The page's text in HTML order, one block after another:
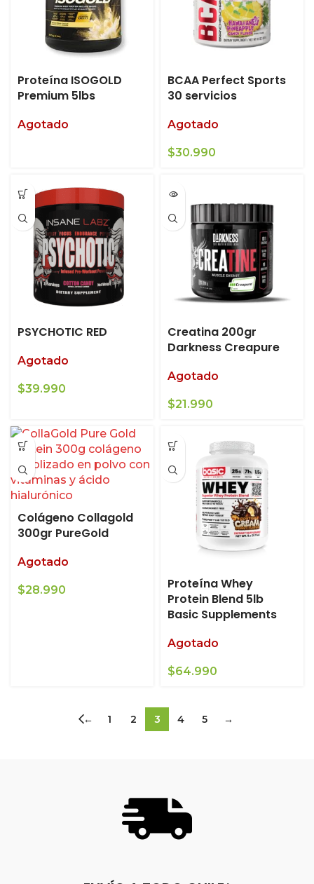
Proteína ISOGOLD
Premium 5lbs
Agotado
BCAA Perfect Sports
30 servicios
Agotado
$30.990
PSYCHOTIC RED
Agotado
$39.990
Creatina 200gr
Darkness Creapure
Agotado
$21.990
Colágeno Collagold
300gr PureGold
Agotado
$28.990
Proteína Whey
Protein Blend 5lb
Basic Supplements
Agotado
$64.990
← 1 2 3 4 5 →